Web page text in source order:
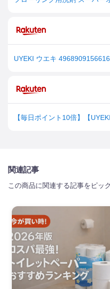
関連記事
この商品に関連する記事をピッ